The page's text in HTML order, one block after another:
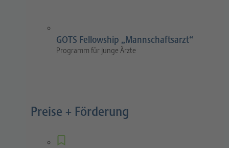
GOTS Fellowship „Mannschaftsarzt“
Programm für junge Ärzte
Preise + Förderung